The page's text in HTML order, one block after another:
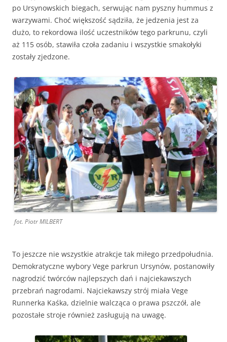
po Ursynowskich biegach, serwując nam pyszny hummus z
warzywami. Choć większość sądziła, że jedzenia jest za
dużo, to rekordowa ilość uczestników tego parkrunu, czyli
aż 115 osób, stawiła czoła zadaniu i wszystkie smakołyki
zostały zjedzone.
fot. Piotr MILBERT
To jeszcze nie wszystkie atrakcje tak miłego przedpołudnia.
Demokratyczne wybory Vege parkrun Ursynów, postanowiły
nagrodzić twórców najlepszych dań i najciekawszych
przebrań nagrodami. Najciekawszy strój miała Vege
Runnerka Kaśka, dzielnie walcząca o prawa pszczół, ale
pozostałe stroje również zasługują na uwagę.